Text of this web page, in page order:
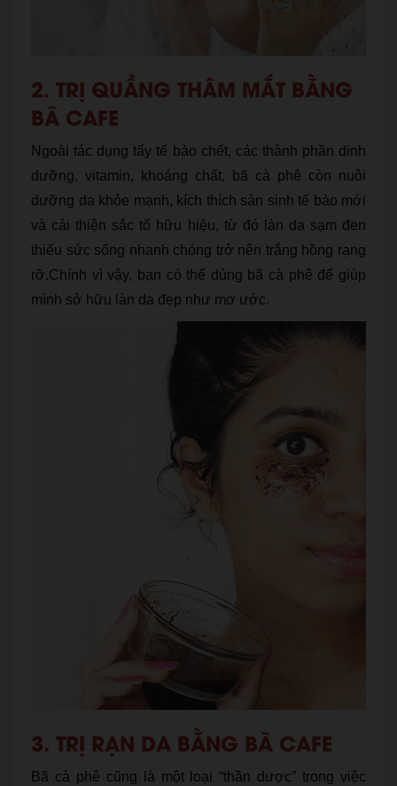
2. TRỊ QUẦNG THÂM MẮT BẰNG
BÃ CAFE
Ngoài tác dụng tẩy tế bào chết, các thành phần dinh
dưỡng, vitamin, khoáng chất, bã cà phê còn nuôi
dưỡng da khỏe mạnh, kích thích sản sinh tế bào mới
và cải thiện sắc tố hữu hiệu, từ đó làn da sạm đen
thiếu sức sống nhanh chóng trở nên trắng hồng rạng
rỡ.Chính vì vậy, bạn có thể dùng bã cà phê để giúp
mình sở hữu làn da đẹp như mơ ước.
3. TRỊ RẠN DA BẰNG BÃ CAFE
Bã cà phê cũng là một loại “thần dược” trong việc